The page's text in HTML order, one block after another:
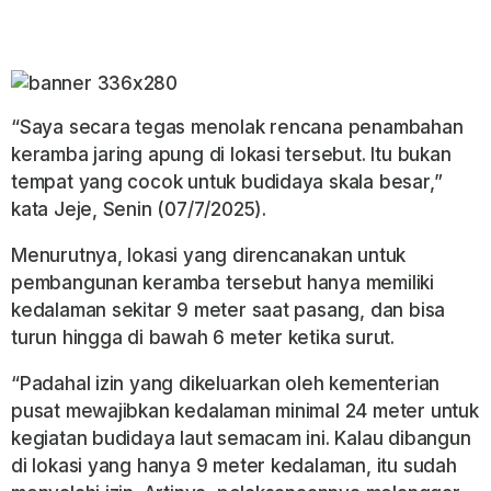
“Saya secara tegas menolak rencana penambahan
keramba jaring apung di lokasi tersebut. Itu bukan
tempat yang cocok untuk budidaya skala besar,”
kata Jeje, Senin (07/7/2025).
Menurutnya, lokasi yang direncanakan untuk
pembangunan keramba tersebut hanya memiliki
kedalaman sekitar 9 meter saat pasang, dan bisa
turun hingga di bawah 6 meter ketika surut.
“Padahal izin yang dikeluarkan oleh kementerian
pusat mewajibkan kedalaman minimal 24 meter untuk
kegiatan budidaya laut semacam ini. Kalau dibangun
di lokasi yang hanya 9 meter kedalaman, itu sudah